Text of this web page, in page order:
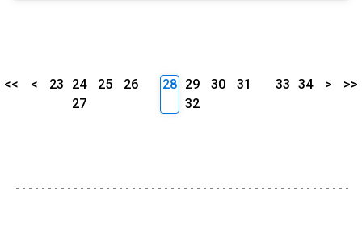
<< < 23 24 25
26
27
28 29 30
31
32
33 34 > >>